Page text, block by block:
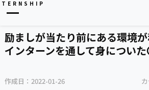
励ましが当たり前にある環境が
インターンを通して身につい
作成日： 2022-01-26